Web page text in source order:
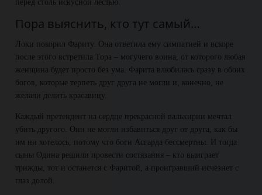
перед столь искусной лестью.
Пора выяснить, кто тут самый…
Локи покорил Фариту. Она ответила ему симпатией и вскоре
после этого встретила Тора – могучего воина, от которого любая
женщина будет просто без ума. Фарита влюбилась сразу в обоих
богов, которые терпеть друг друга не могли и, конечно, не
желали делить красавицу.
Каждый претендент на сердце прекрасной валькирии мечтал
убить другого. Они не могли избавиться друг от друга, как бы
им ни хотелось, потому что боги Асгарда бессмертны. И тогда
сыны Одина решили провести состязания – кто выиграет
трижды, тот и останется с Фаритой, а проигравший исчезнет с
глаз долой.